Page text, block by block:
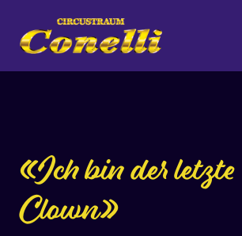
«Ich bin der letzte
Clown»